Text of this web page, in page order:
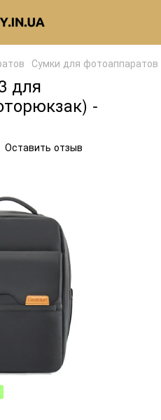
Сумки для фотоаппаратов
для
-
Оставить отзыв